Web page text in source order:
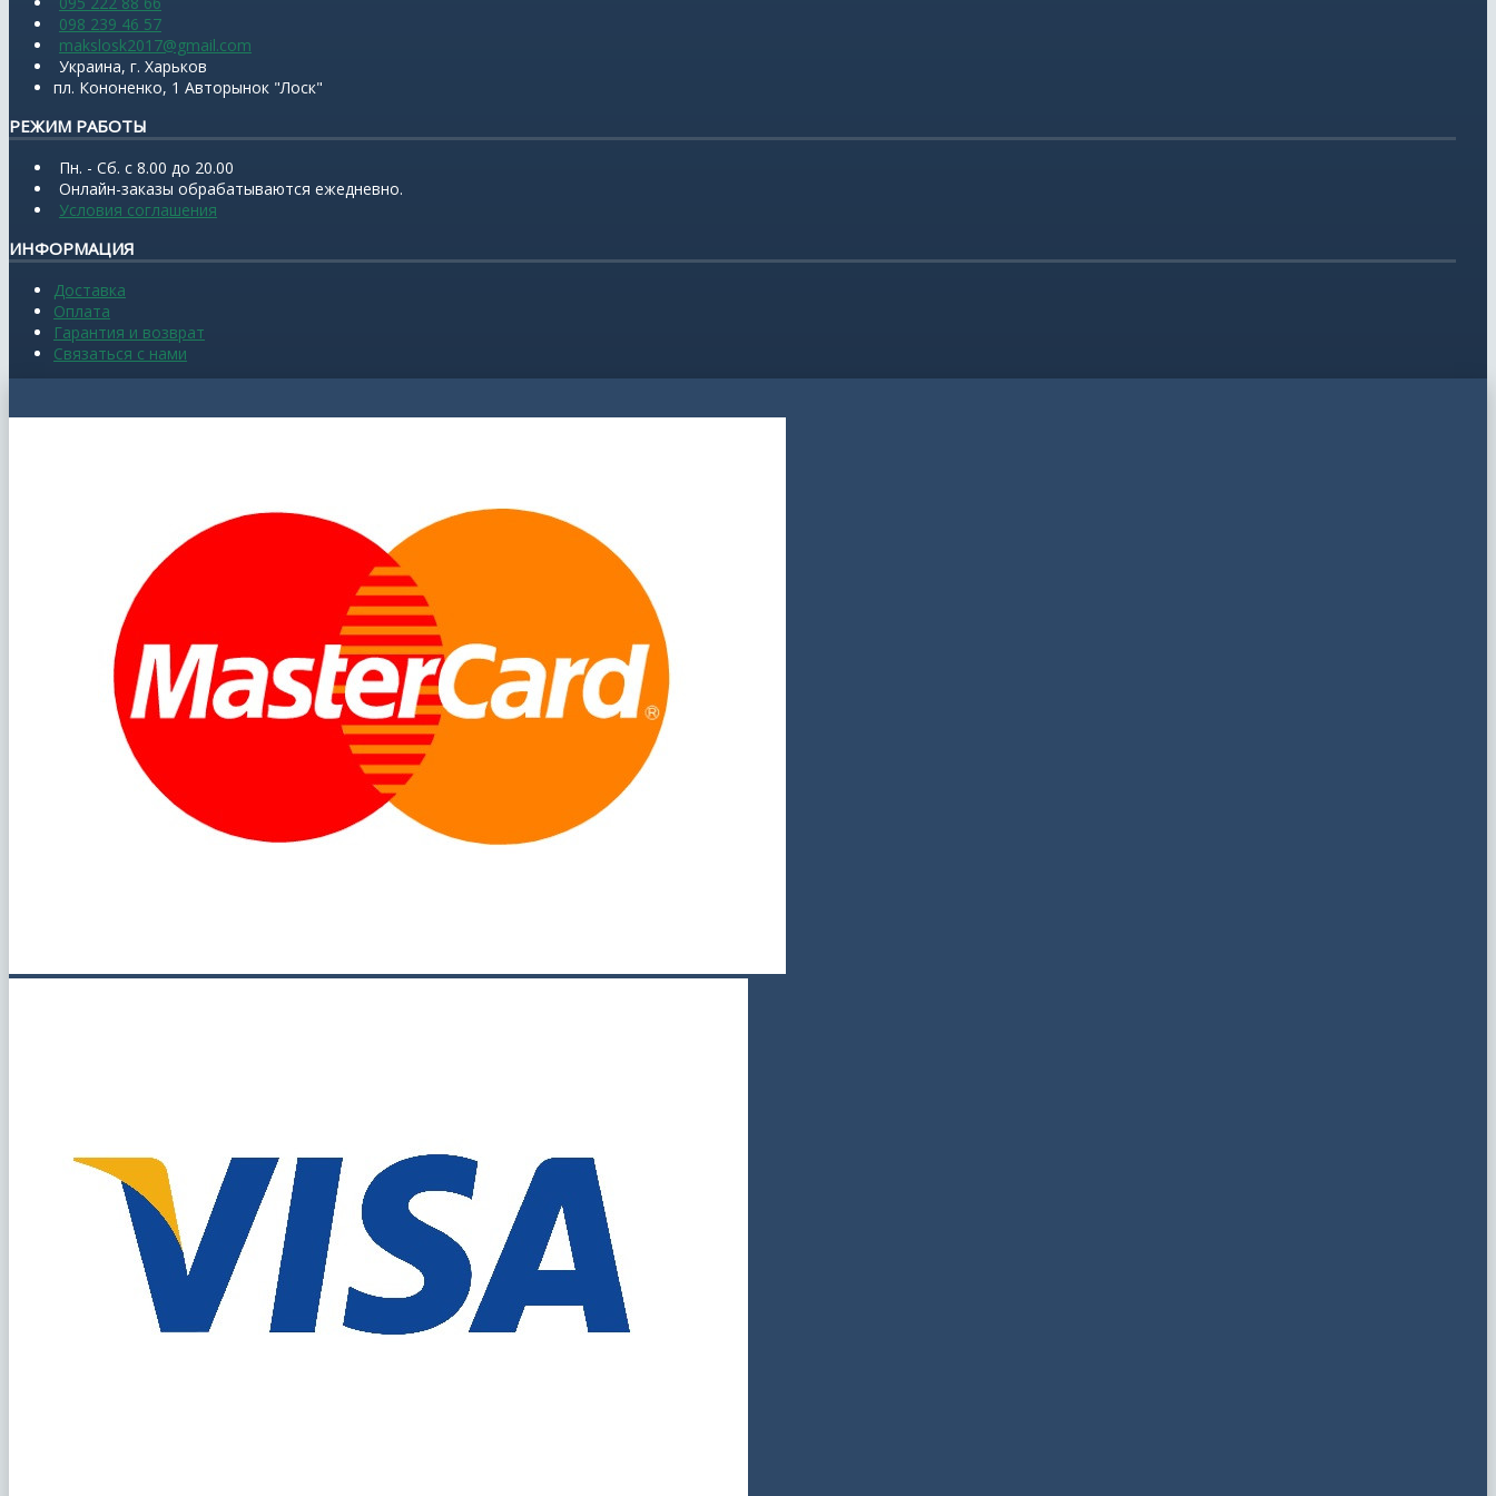
098 239 46 57
makslosk2017@gmail.com
Украина, г. Харьков
пл. Кононенко, 1 Авторынок "Лоск"
РЕЖИМ РАБОТЫ
Пн. - Сб. с 8.00 до 20.00
Онлайн-заказы обрабатываются ежедневно.
Условия соглашения
ИНФОРМАЦИЯ
Доставка
Оплата
Гарантия и возврат
Связаться с нами